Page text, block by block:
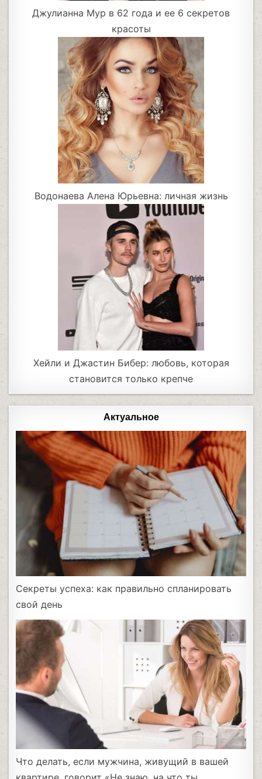
Джулианна Мур в 62 года и ее 6 секретов
красоты
Водонаева Алена Юрьевна: личная жизнь
Хейли и Джастин Бибер: любовь, которая
становится только крепче
Актуальное
Секреты успеха: как правильно спланировать
свой день
Что делать, если мужчина, живущий в вашей